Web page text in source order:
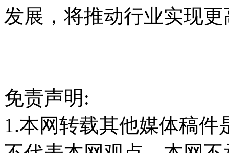
发展，将推动行业实现
免责声明:
1.本网转载其他媒体稿